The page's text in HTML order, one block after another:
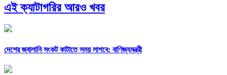
এই ক্যাটাগরির আরও খবর
দেশের জ্বালানি সংকট কাটাতে সময় লাগবে: বাণিজ্যমন্ত্রী